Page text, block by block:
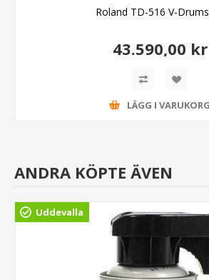
Roland TD-516 V-
43.590,00 kr
LÄGG I VARUKORG
ANDRA KÖPTE ÄVEN
Uddevalla